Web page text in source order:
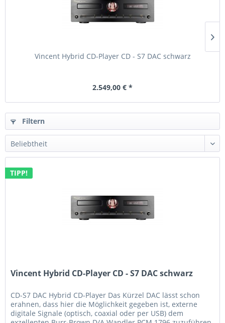
Vincent Hybrid CD-Player CD - S7 DAC schwarz
2.549,00 € *
Filtern
TIPP!
Vincent Hybrid CD-Player CD - S7 DAC schwarz
CD-S7 DAC Hybrid CD-Player Das Kürzel DAC lässt schon
erahnen, dass hier die Möglichkeit gegeben ist, externe
digitale Signale (optisch, coaxial oder per USB) dem